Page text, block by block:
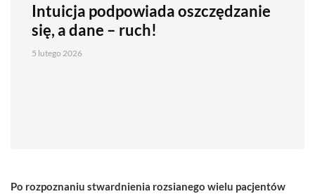
Intuicja podpowiada oszczędzanie
się, a dane – ruch!
5 lutego 2026
Po rozpoznaniu stwardnienia rozsianego wielu pacjentów